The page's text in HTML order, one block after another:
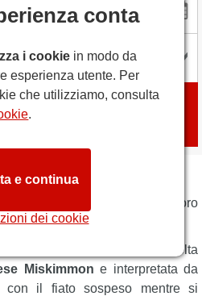
biglietti
Box Office
NATIONAL OPERA
l'amatissimo capolavoro
nuova produzione, questa volta
Miskimmon e interpretata da
con il fiato sospeso mentre si
conta
i cookie in modo da
esperienza utente. Per
che utilizziamo, consulta
.
dei cookie
e continua